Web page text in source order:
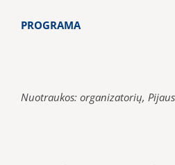
PROGRAMA
Nuotraukos: organizatorių,